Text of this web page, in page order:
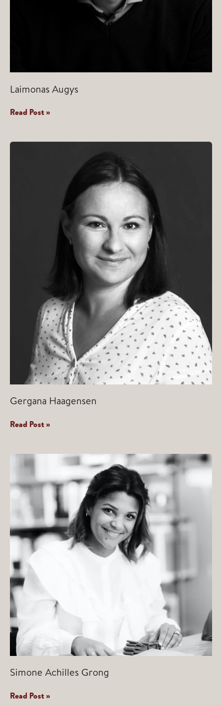
Laimonas Augys
Laimonas
Read Post »
Gergana Haagensen
Gergana
Read Post »
Simone Achilles Grong
Simone
Read Post »